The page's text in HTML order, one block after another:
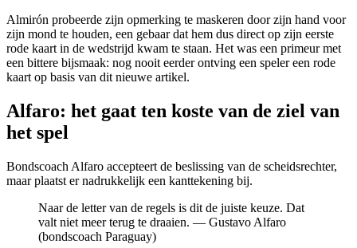
Almirón probeerde zijn opmerking te maskeren door zijn hand voor
zijn mond te houden, een gebaar dat hem dus direct op zijn eerste
rode kaart in de wedstrijd kwam te staan. Het was een primeur met
een bittere bijsmaak: nog nooit eerder ontving een speler een rode
kaart op basis van dit nieuwe artikel.
Alfaro: het gaat ten koste van de ziel van
het spel
Bondscoach Alfaro accepteert de beslissing van de scheidsrechter,
maar plaatst er nadrukkelijk een kanttekening bij.
Naar de letter van de regels is dit de juiste keuze. Dat
valt niet meer terug te draaien. — Gustavo Alfaro
(bondscoach Paraguay)